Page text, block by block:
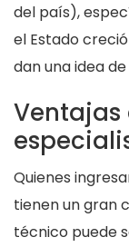
del país),
el Estado
dan una idea
Quienes
tienen un gran
técnico puede